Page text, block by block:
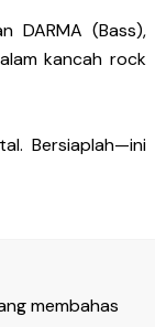
DARMA (Bass),
kancah rock
Bersiaplah—ini
membahas